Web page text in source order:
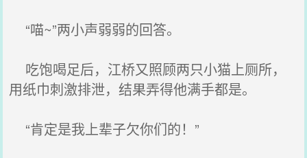
“喵~”两小声弱弱的回答。
吃饱喝足后，江桥又照顾两只小猫上厕所，
用纸巾刺激排泄，结果弄得他满手都是。
“肯定是我上辈子欠你们的！”